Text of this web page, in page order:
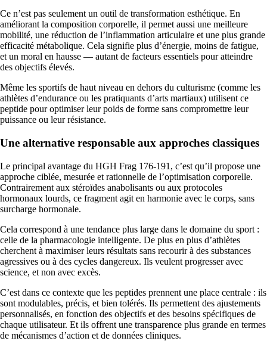
Ce n’est pas seulement un outil de transformation esthétique. En
améliorant la composition corporelle, il permet aussi une meilleure
mobilité, une réduction de l’inflammation articulaire et une plus grande
efficacité métabolique. Cela signifie plus d’énergie, moins de fatigue,
et un moral en hausse — autant de facteurs essentiels pour atteindre
des objectifs élevés.
Même les sportifs de haut niveau en dehors du culturisme (comme les
athlètes d’endurance ou les pratiquants d’arts martiaux) utilisent ce
peptide pour optimiser leur poids de forme sans compromettre leur
puissance ou leur résistance.
Une alternative responsable aux approches classiques
Le principal avantage du HGH Frag 176-191, c’est qu’il propose une
approche ciblée, mesurée et rationnelle de l’optimisation corporelle.
Contrairement aux stéroïdes anabolisants ou aux protocoles
hormonaux lourds, ce fragment agit en harmonie avec le corps, sans
surcharge hormonale.
Cela correspond à une tendance plus large dans le domaine du sport :
celle de la pharmacologie intelligente. De plus en plus d’athlètes
cherchent à maximiser leurs résultats sans recourir à des substances
agressives ou à des cycles dangereux. Ils veulent progresser avec
science, et non avec excès.
C’est dans ce contexte que les peptides prennent une place centrale : ils
sont modulables, précis, et bien tolérés. Ils permettent des ajustements
personnalisés, en fonction des objectifs et des besoins spécifiques de
chaque utilisateur. Et ils offrent une transparence plus grande en termes
de mécanismes d’action et de données cliniques.